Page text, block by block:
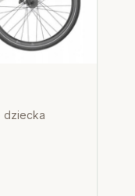
dziecka